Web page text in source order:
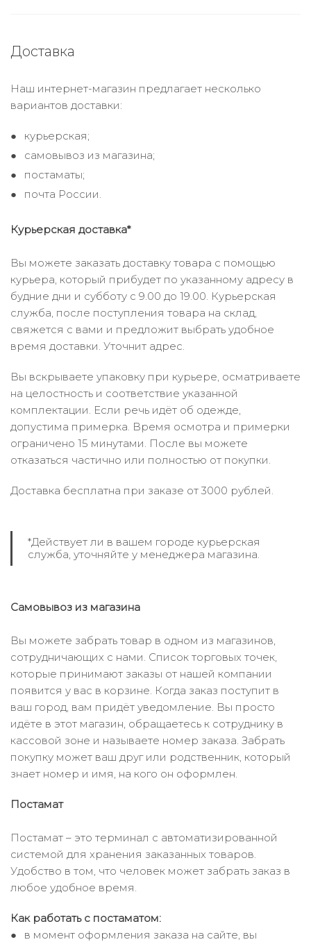
Доставка
Наш интернет-магазин предлагает несколько
вариантов доставки:
курьерская;
самовывоз из магазина;
постаматы;
почта России.
Курьерская доставка*
Вы можете заказать доставку товара с помощью
курьера, который прибудет по указанному адресу в
будние дни и субботу с 9.00 до 19.00. Курьерская
служба, после поступления товара на склад,
свяжется с вами и предложит выбрать удобное
время доставки. Уточнит адрес.
Вы вскрываете упаковку при курьере, осматриваете
на целостность и соответствие указанной
комплектации. Если речь идёт об одежде,
допустима примерка. Время осмотра и примерки
ограничено 15 минутами. После вы можете
отказаться частично или полностью от покупки.
Доставка бесплатна при заказе от 3000 рублей.
*Действует ли в вашем городе курьерская
служба, уточняйте у менеджера магазина.
Самовывоз из магазина
Вы можете забрать товар в одном из магазинов,
сотрудничающих с нами. Список торговых точек,
которые принимают заказы от нашей компании
появится у вас в корзине. Когда заказ поступит в
ваш город, вам придёт уведомление. Вы просто
идёте в этот магазин, обращаетесь к сотруднику в
кассовой зоне и называете номер заказа. Забрать
покупку может ваш друг или родственник, который
знает номер и имя, на кого он оформлен.
Постамат
Постамат – это терминал с автоматизированной
системой для хранения заказанных товаров.
Удобство в том, что человек может забрать заказ в
любое удобное время.
Как работать с постаматом:
в момент оформления заказа на сайте, вы